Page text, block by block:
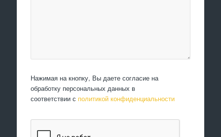
Нажимая на кнопку, Вы даете согласие на
обработку персональных данных в
соответствии с политикой конфиденциальности